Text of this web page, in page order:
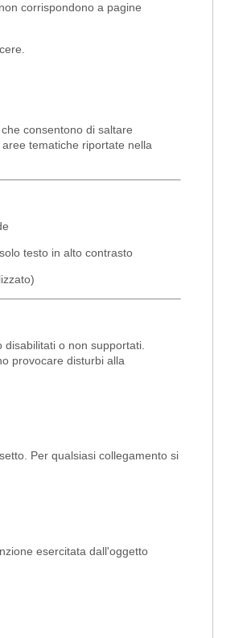
corrispondono a pagine
consentono di saltare
tematiche riportate nella
testo in alto contrasto
o non supportati.
provocare disturbi alla
Per qualsiasi collegamento si
esercitata dall'oggetto